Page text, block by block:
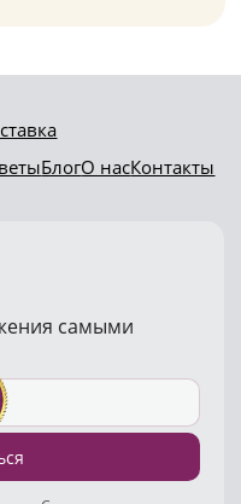
БлогО насКонтакты
самыми